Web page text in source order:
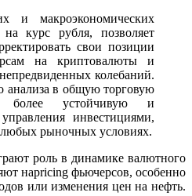
и макроэкономических
курс рубля, позволяет
свои позиции
на криптовалюты и
колебаний.
анализа в общую торговую
более устойчивую и
инвестициями,
любых рыночных условиях.
роль в динамике валютного
наpricing фьючерсов, особенно
или изменения цен на нефть.